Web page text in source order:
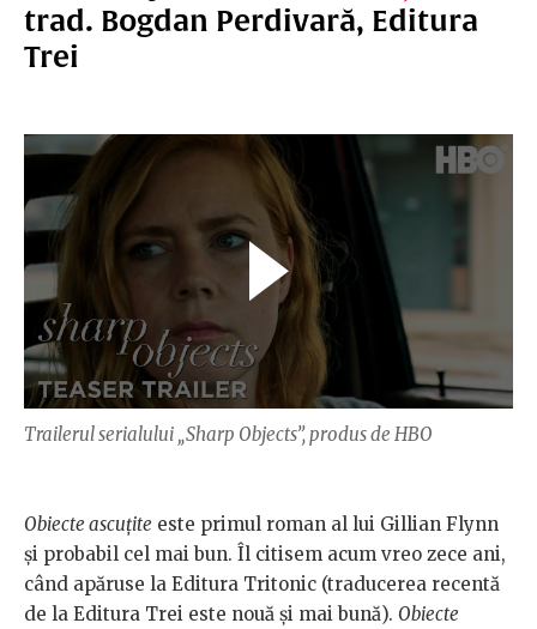
trad. Bogdan Perdivară, Editura
Trei
Trailerul serialului „Sharp Objects”, produs de HBO
Obiecte ascuțite este primul roman al lui Gillian Flynn
și probabil cel mai bun. Îl citisem acum vreo zece ani,
când apăruse la Editura Tritonic (traducerea recentă
de la Editura Trei este nouă și mai bună). Obiecte